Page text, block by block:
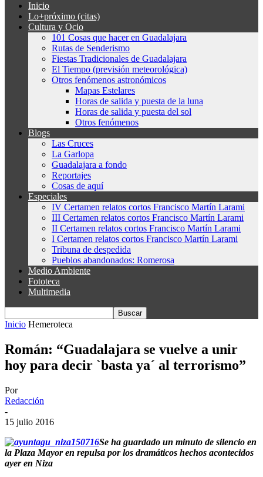
Inicio
Lo+próximo (citas)
Cultura y Ocio
101 Cosas que hacer en Guadalajara
Rutas de Senderismo
Fiestas Tradicionales de Guadalajara
El Tiempo (previsión meteorológica)
Otros fenómenos astronómicos
Mapas Estelares
Horas de salida y puesta de la luna
Horas de salida y puesta del sol
Otros fenómenos
Blogs
Las Cruces
La Garlopa
Guadalajara a fondo
Reportajes
Cosas de aquí
Especiales
IV Certamen relatos cortos Francisco Martín Larami
III Certamen relatos cortos Francisco Martín Larami
II Certamen relatos cortos Francisco Martín Larami
I Certamen relatos cortos Francisco Martín Larami
Tribuna de despedida
Pueblos abandonados: Romerosa
Medio Ambiente
Fototeca
Multimedia
Inicio Hemeroteca
Román: “Guadalajara se vuelve a unir
hoy para decir `basta ya´ al terrorismo”
Por
Redacción
-
15 julio 2016
Se ha guardado un minuto de silencio en
la Plaza Mayor en repulsa por los dramáticos hechos acontecidos
ayer en Niza